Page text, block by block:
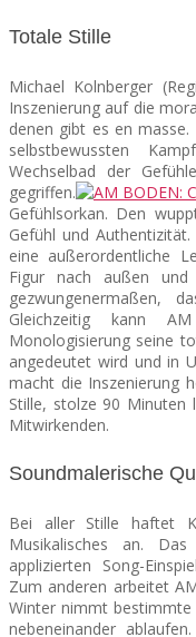
Totale Stille
Michael Kolnberger
Inszenierung auf die
denen gibt es en
selbstbewussten
Wechselbad der
gegriffen.
Gefühlsorkan. Den
Gefühl und
eine außerordentliche
Figur nach außen
gezwungenermaßen,
Gleichzeitig kann
Monologisierung seine
angedeutet wird und in
macht die Inszenierung
Stille, stolze 90 Minuten
Mitwirkenden.
Soundmalerische
Bei aller Stille haftet
Musikalisches an.
applizierten Song-
Zum anderen arbeitet
Winter nimmt bestimmte
nebeneinander